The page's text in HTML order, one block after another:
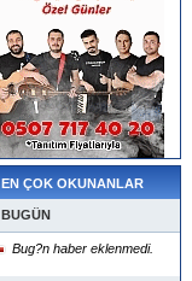
EN ÇOK OKUNANLAR
BUGÜN
Bug?n haber eklenmedi.